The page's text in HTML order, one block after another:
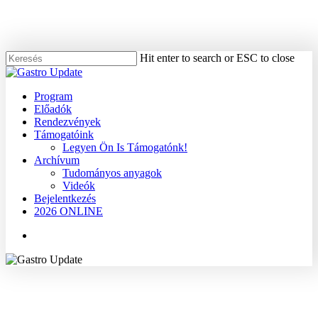
content
Hit enter to search or ESC to close
Close
Menu
Program
Előadók
Rendezvények
Támogatóink
Legyen Ön Is Támogatónk!
Archívum
Tudományos anyagok
Videók
Bejelentkezés
2026 ONLINE